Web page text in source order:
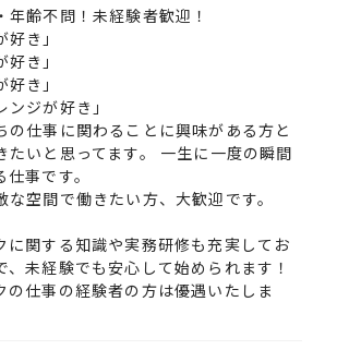
年齢不問！未経験者歓迎！
好き」
好き」
好き」
ンジが好き」
の仕事に関わることに興味がある方と
たいと思ってます。 一生に一度の瞬間
事です。
な空間で働きたい方、大歓迎です。
に関する知識や実務研修も充実してお
、未経験でも安心して始められます！
の仕事の経験者の方は優遇いたしま